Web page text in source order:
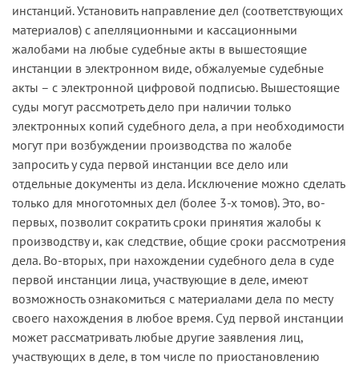
инстанций. Установить направление дел (соответствующих
материалов) с апелляционными и кассационными
жалобами на любые судебные акты в вышестоящие
инстанции в электронном виде, обжалуемые судебные
акты – с электронной цифровой подписью. Вышестоящие
суды могут рассмотреть дело при наличии только
электронных копий судебного дела, а при необходимости
могут при возбуждении производства по жалобе
запросить у суда первой инстанции все дело или
отдельные документы из дела. Исключение можно сделать
только для многотомных дел (более 3-х томов). Это, во-
первых, позволит сократить сроки принятия жалобы к
производству и, как следствие, общие сроки рассмотрения
дела. Во-вторых, при нахождении судебного дела в суде
первой инстанции лица, участвующие в деле, имеют
возможность ознакомиться с материалами дела по месту
своего нахождения в любое время. Суд первой инстанции
может рассматривать любые другие заявления лиц,
участвующих в деле, в том числе по приостановлению